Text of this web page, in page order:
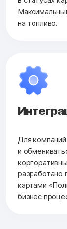
на топливо.
Для
и
разработано
картами
бизнес